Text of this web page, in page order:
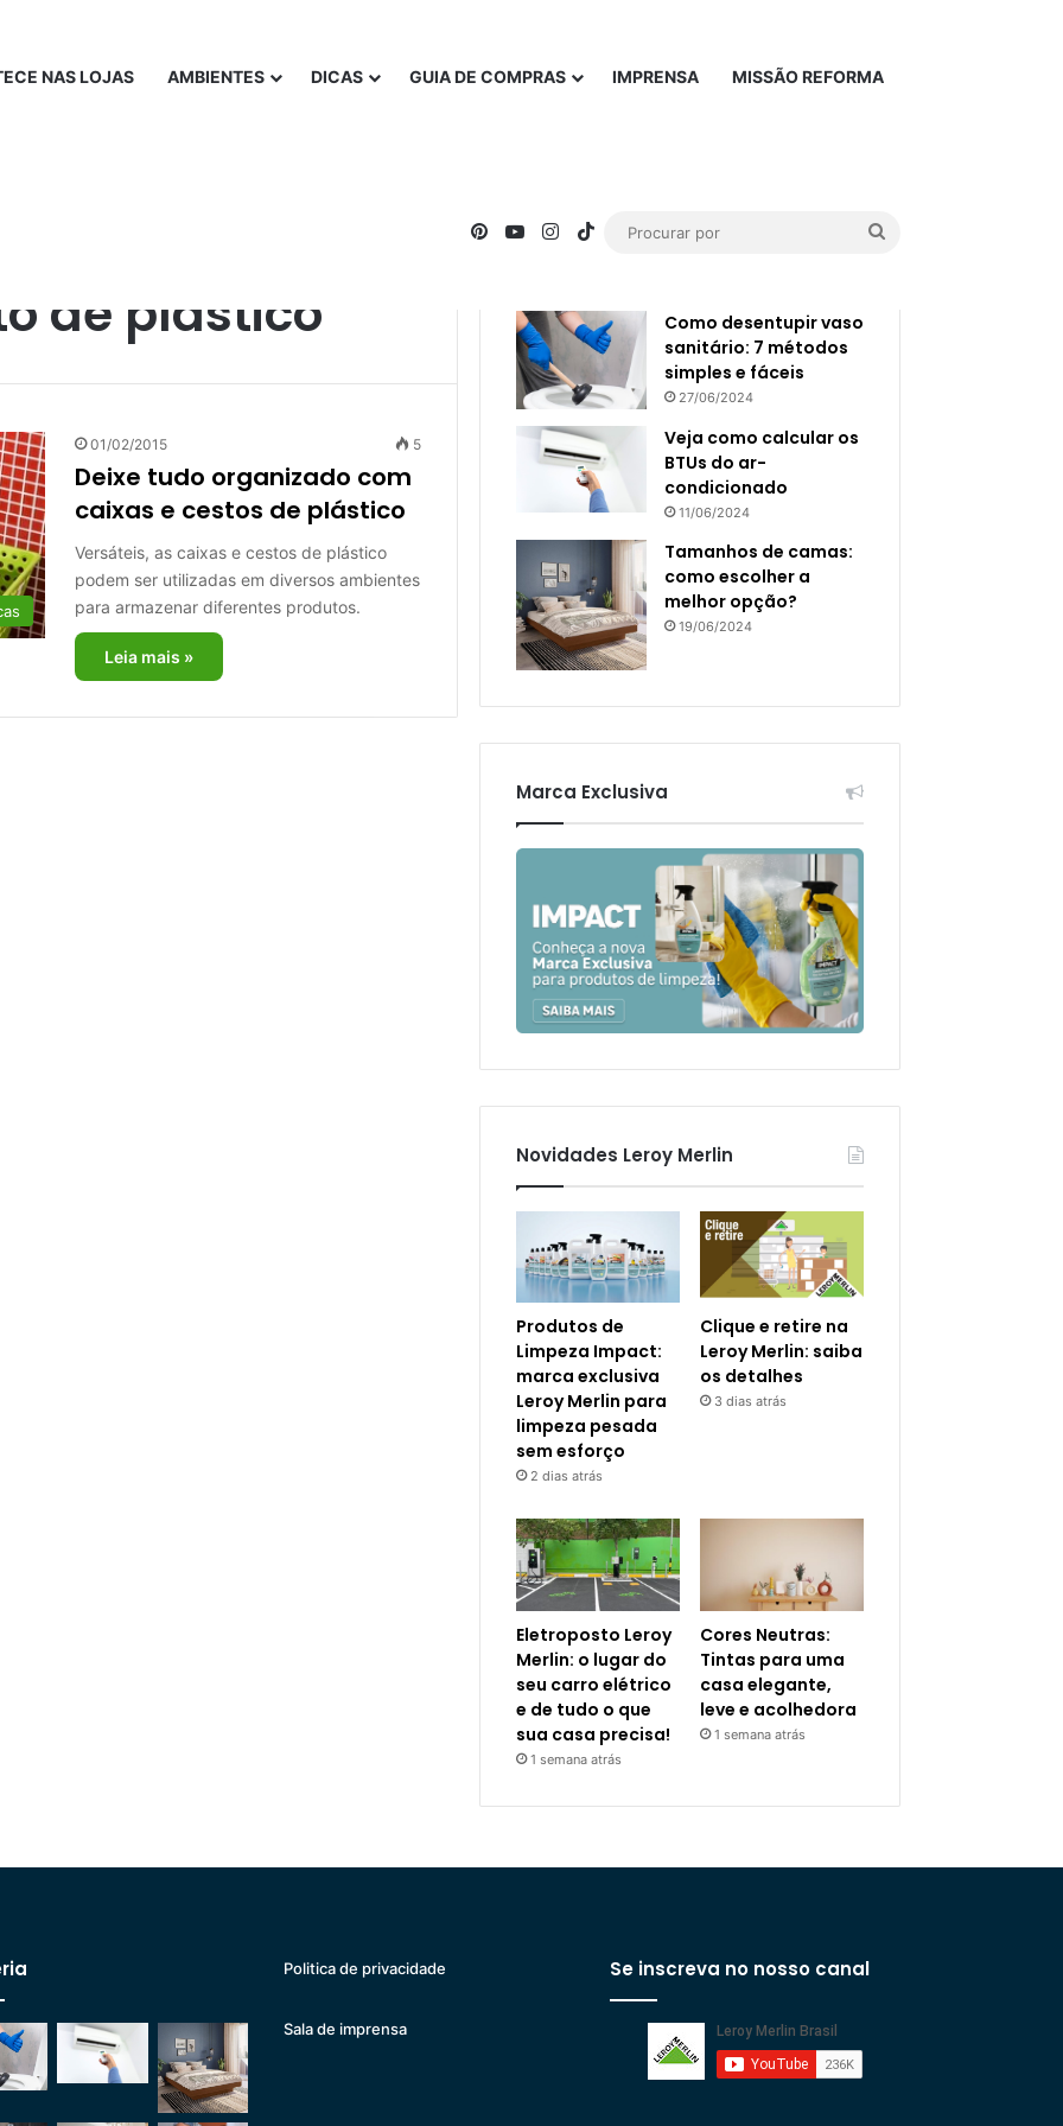
NAS LOJAS AMBIENTES DICAS GUIA DE COMPRAS IMPRENSA MISSÃO REFORMA
PinterestYouTubeInstagram
TikTok
de plástico
01/02/2015 5
Deixe tudo organizado com
caixas e cestos de plástico
Versáteis, as caixas e cestos de plástico
podem ser utilizadas em diversos ambientes
para armazenar diferentes produtos.
Leia mais »
Popular
Como desentupir vaso
sanitário: 7 métodos
simples e fáceis
27/06/2024
Veja como calcular os
BTUs do ar-
condicionado
11/06/2024
Tamanhos de camas:
como escolher a
melhor opção?
19/06/2024
Marca Exclusiva
Novidades Leroy Merlin
Produtos de
Limpeza Impact:
marca exclusiva
Leroy Merlin para
limpeza pesada
sem esforço
2 dias atrás
Clique e retire na
Leroy Merlin: saiba
os detalhes
3 dias atrás
Eletroposto Leroy
Merlin: o lugar do
seu carro elétrico
e de tudo o que
sua casa precisa!
1 semana atrás
Cores Neutras:
Tintas para uma
casa elegante,
leve e acolhedora
1 semana atrás
Politica de privacidade
Sala de imprensa
Se inscreva no nosso canal